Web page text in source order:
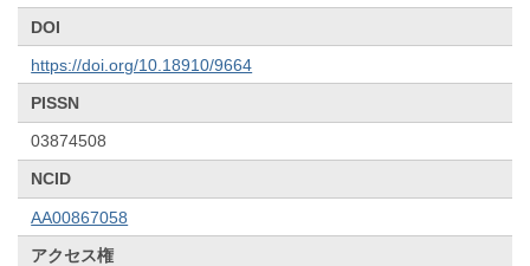
DOI
https://doi.org/10.18910/9664
PISSN
03874508
NCID
AA00867058
アクセス権